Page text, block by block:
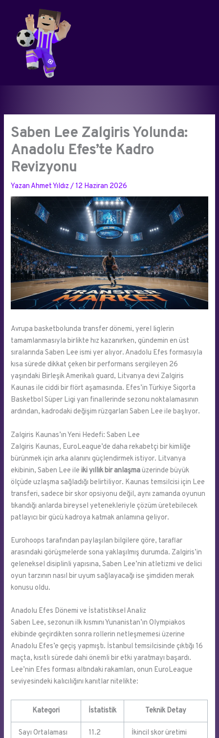
Saben Lee Zalgiris Yolunda:
Anadolu Efes’te Kadro
Revizyonu
YazanAhmet Yıldız/ 12 Haziran 2026
Avrupa basketbolunda transfer dönemi, yerel liglerin
tamamlanmasıyla birlikte hız kazanırken, gündemin en üst
sıralarında Saben Lee ismi yer alıyor. Anadolu Efes formasıyla
kısa sürede dikkat çeken bir performans sergileyen 26
yaşındaki Birleşik Amerikalı guard, Litvanya devi Zalgiris
Kaunas ile ciddi bir flört aşamasında. Efes’in Türkiye Sigorta
Basketbol Süper Ligi yarı finallerinde sezonu noktalamasının
ardından, kadrodaki değişim rüzgarları Saben Lee ile başlıyor.
Zalgiris Kaunas’ın Yeni Hedefi: Saben Lee
Zalgiris Kaunas, EuroLeague’de daha rekabetçi bir kimliğe
bürünmek için arka alanını güçlendirmek istiyor. Litvanya
ekibinin, Saben Lee ileiki yıllık bir anlaşmaüzerinde büyük
ölçüde uzlaşma sağladığı belirtiliyor. Kaunas temsilcisi için Lee
transferi, sadece bir skor opsiyonu değil, aynı zamanda oyunun
tıkandığı anlarda bireysel yetenekleriyle çözüm üretebilecek
patlayıcı bir gücü kadroya katmak anlamına geliyor.
Eurohoops tarafından paylaşılan bilgilere göre, taraflar
arasındaki görüşmelerde sona yaklaşılmış durumda. Zalgiris’in
geleneksel disiplinli yapısına, Saben Lee’nin atletizmi ve delici
oyun tarzının nasıl bir uyum sağlayacağı ise şimdiden merak
konusu oldu.
Anadolu Efes Dönemi ve İstatistiksel Analiz
Saben Lee, sezonun ilk kısmını Yunanistan’ın Olympiakos
ekibinde geçirdikten sonra rollerin netleşmemesi üzerine
Anadolu Efes’e geçiş yapmıştı. İstanbul temsilcisinde çıktığı 16
maçta, kısıtlı sürede dahi önemli bir etki yaratmayı başardı.
Lee’nin Efes forması altındaki rakamları, onun EuroLeague
seviyesindeki kalıcılığını kanıtlar nitelikte:
Kategori İstatistik Teknik Detay
Sayı Ortalaması 11.2 İkincil skor üretimi